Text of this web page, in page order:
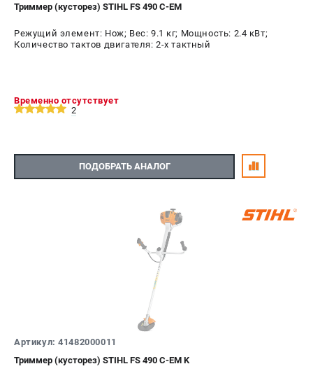
Триммер (кусторез) STIHL FS 490 C-EM
Режущий элемент: Нож; Вес: 9.1 кг; Мощность: 2.4 кВт;
Количество тактов двигателя: 2-х тактный
Временно отсутствует
2
ПОДОБРАТЬ АНАЛОГ
Артикул: 41482000011
Триммер (кусторез) STIHL FS 490 C-EM K